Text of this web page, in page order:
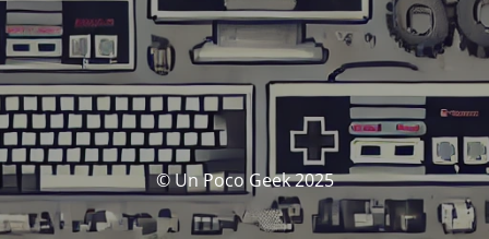
© Un Poco Geek 2025